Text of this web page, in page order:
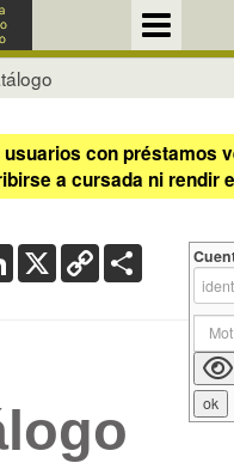
usuarios con préstamos
a cursada ni rendir
LinkedIn
X Copy
Link